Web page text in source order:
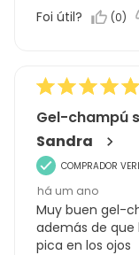
5.0
Foi útil? (0)
Gel-champú
Sandra
COMPRADOR
há um ano
Muy buen gel-
además de que
pica en los ojos